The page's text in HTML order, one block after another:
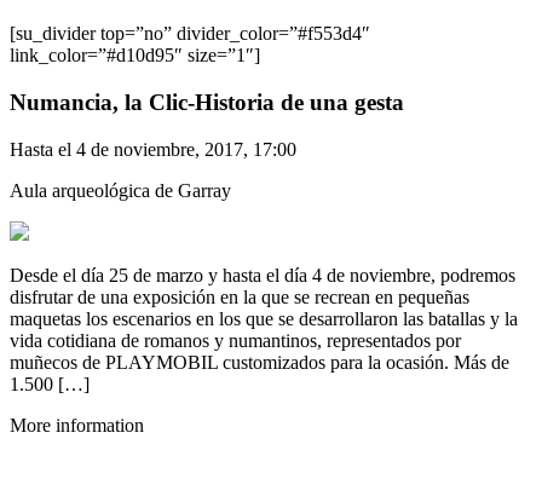
[su_divider top=”no” divider_color=”#f553d4″
link_color=”#d10d95″ size=”1″]
Numancia, la Clic-Historia de una gesta
Hasta el 4 de noviembre, 2017, 17:00
Aula arqueológica de Garray
Desde el día 25 de marzo y hasta el día 4 de noviembre, podremos
disfrutar de una exposición en la que se recrean en pequeñas
maquetas los escenarios en los que se desarrollaron las batallas y la
vida cotidiana de romanos y numantinos, representados por
muñecos de PLAYMOBIL customizados para la ocasión. Más de
1.500 […]
More information